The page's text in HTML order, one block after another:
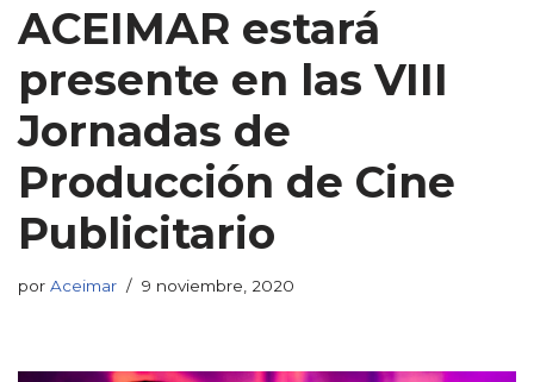
ACEIMAR estará
presente en las VIII
Jornadas de
Producción de Cine
Publicitario
por Aceimar 9 noviembre, 2020